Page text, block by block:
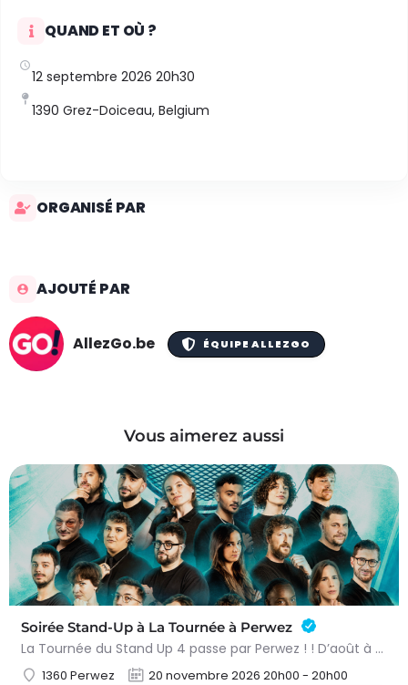
QUAND ET OÙ ?
12 septembre 2026 20h30
1390 Grez-Doiceau, Belgium
ORGANISÉ PAR
AJOUTÉ PAR
AllezGo.be ÉQUIPE ALLEZGO
Vous aimerez aussi
Soirée Stand-Up à La Tournée à Perwez
La Tournée du Stand Up 4 passe par Perwez ! ! D’août à novembre, le meilleur de la nouvelle génération du…
1360 Perwez 20 novembre 2026 20h00 - 20h00